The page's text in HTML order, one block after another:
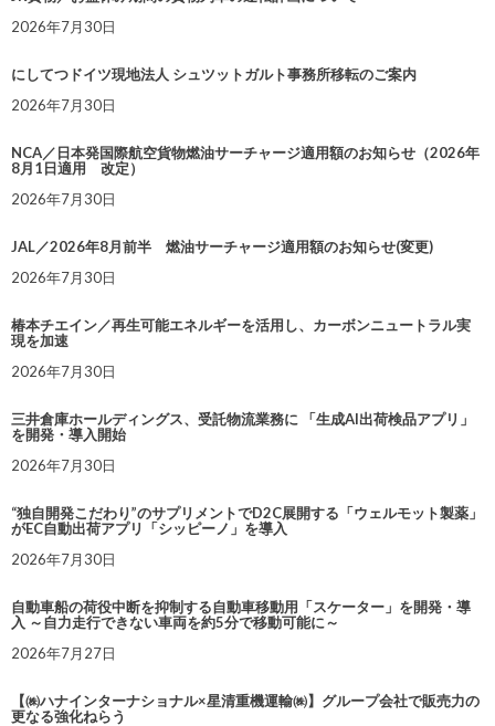
2026年7月30日
にしてつドイツ現地法人 シュツットガルト事務所移転のご案内
2026年7月30日
NCA／日本発国際航空貨物燃油サーチャージ適用額のお知らせ（2026年
8月1日適用 改定）
2026年7月30日
JAL／2026年8月前半 燃油サーチャージ適用額のお知らせ(変更)
2026年7月30日
椿本チエイン／再生可能エネルギーを活用し、カーボンニュートラル実
現を加速
2026年7月30日
三井倉庫ホールディングス、受託物流業務に 「生成AI出荷検品アプリ」
を開発・導入開始
2026年7月30日
“独自開発こだわり”のサプリメントでD2C展開する「ウェルモット製薬」
がEC自動出荷アプリ「シッピーノ」を導入
2026年7月30日
自動車船の荷役中断を抑制する自動車移動用「スケーター」を開発・導
入 ～自力走行できない車両を約5分で移動可能に～
2026年7月27日
【㈱ハナインターナショナル×星清重機運輸㈱】グループ会社で販売力の
更なる強化ねらう